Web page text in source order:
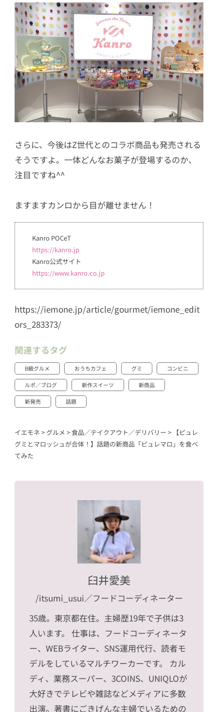
さらに、今後はZ世代とのコラボ商品も発売される
そうですよ。一体どんなお菓子が登場するのか、
注目ですね^^
ますますカンロから目が離せません！
Kanro POCeT
https://kanro.jp
Kanro公式サイト
https://www.kanro.co.jp
https://iemone.jp/article/gourmet/iemone_edit
ors_283373/
関連するタグ
B級グルメ おうちカフェ グミ コンビニ
ルポ／ブログ 新作スイーツ 新商品
新発売 話題
イエモネ > グルメ >食品／テイクアウト／デリバリー > 【ピュレ
グミとマロッシュが合体！】話題の新商品「ピュレマロ」を食べ
てみた
臼井愛美
/itsumi_usui／フードコーディネーター
35歳。東京都在住。主婦歴19年で子供は3
人います。 仕事は、フードコーディネータ
ー、WEBライター、SNS運用代行、読者モ
デルをしているマルチワーカーです。 カル
ディ、業務スーパー、3COINS、UNIQLOが
大好きでテレビや雑誌などメディアに多数
出演。著書にごきげんな主婦でいるための